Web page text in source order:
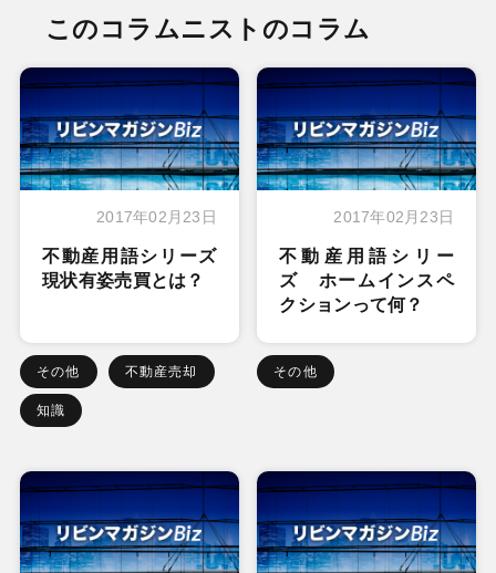
このコラムニストのコラム
2017年02月23日
不動産用語シリーズ
現状有姿売買とは？
その他 不動産売却
知識
2017年02月23日
不動産用語シリー
ズ ホームインスペ
クションって何？
その他